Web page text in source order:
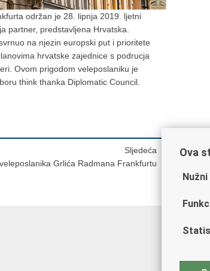
održan je 28. lipnja 2019. ljetni
partner, predstavljena Hrvatska.
na njezin europski put i prioritete
hrvatske zajednice s podrucja
Ovom prigodom veleposlaniku je
think thanka Diplomatic Council.
Sljedeća
Grlića Radmana Frankfurtu
Ova
Nužni